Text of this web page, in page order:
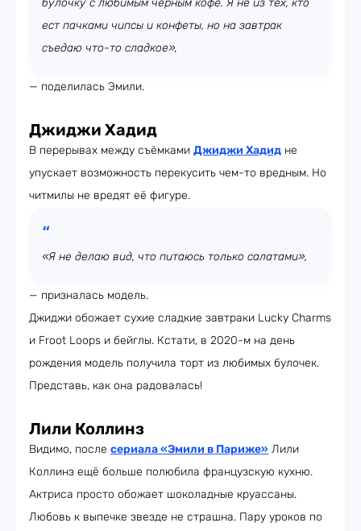
булочку с любимым чёрным кофе. Я не из тех, кто
ест пачками чипсы и конфеты, но на завтрак
съедаю что-то сладкое»,
— поделилась Эмили.
Джиджи Хадид
В перерывах между съёмками Джиджи Хадид не
упускает возможность перекусить чем-то вредным. Но
читмилы не вредят её фигуре.
«Я не делаю вид, что питаюсь только салатами»,
— призналась модель.
Джиджи обожает сухие сладкие завтраки Lucky Charms
и Froot Loops и бейглы. Кстати, в 2020-м на день
рождения модель получила торт из любимых булочек.
Представь, как она радовалась!
Лили Коллинз
Видимо, после сериала «Эмили в Париже» Лили
Коллинз ещё больше полюбила французскую кухню.
Актриса просто обожает шоколадные круассаны.
Любовь к выпечке звезде не страшна. Пару уроков по